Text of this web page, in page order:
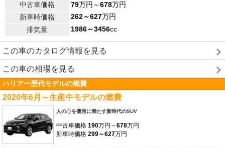
中古車価格 79万円～678万円
新車時価格
262～627万円
排気量
1986～3456cc
この車のカタログ情報を見る
この車の相場を見る
ハリアー歴代モデルの燃費
2020年6月～生産中モデルの燃費
人の心を優雅に満たす新時代のSUV
中古車価格 190万円～678万円
新車時価格 299～627万円